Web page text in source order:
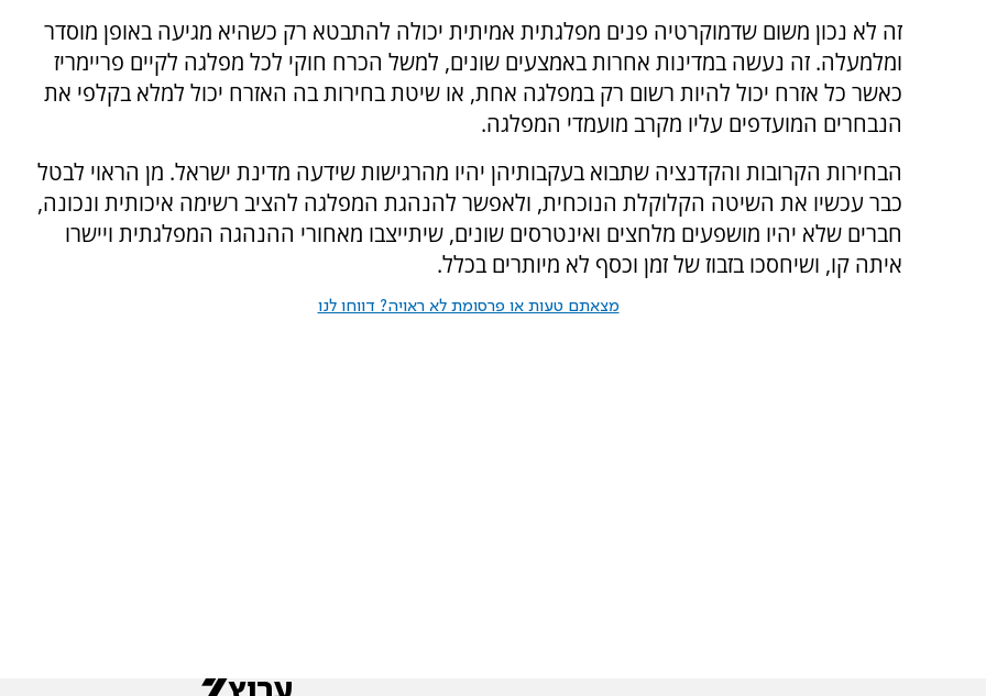
זה לא נכון משום שדמוקרטיה פנים מפלגתית אמיתית יכולה להתבטא רק כשהיא מגיעה באופן מוסדר
ומלמעלה. זה נעשה במדינות אחרות באמצעים שונים, למשל הכרח חוקי לכל מפלגה לקיים פריימריז
כאשר כל אזרח יכול להיות רשום רק במפלגה אחת, או שיטת בחירות בה האזרח יכול למלא בקלפי את
הנבחרים המועדפים עליו מקרב מועמדי המפלגה.
הבחירות הקרובות והקדנציה שתבוא בעקבותיהן יהיו מהרגישות שידעה מדינת ישראל. מן הראוי לבטל
כבר עכשיו את השיטה הקלוקלת הנוכחית, ולאפשר להנהגת המפלגה להציב רשימה איכותית ונכונה,
חברים שלא יהיו מושפעים מלחצים ואינטרסים שונים, שיתייצבו מאחורי ההנהגה המפלגתית ויישרו
איתה קו, ושיחסכו בזבוז של זמן וכסף לא מיותרים בכלל.
מצאתם טעות או פרסומת לא ראויה? דווחו לנו